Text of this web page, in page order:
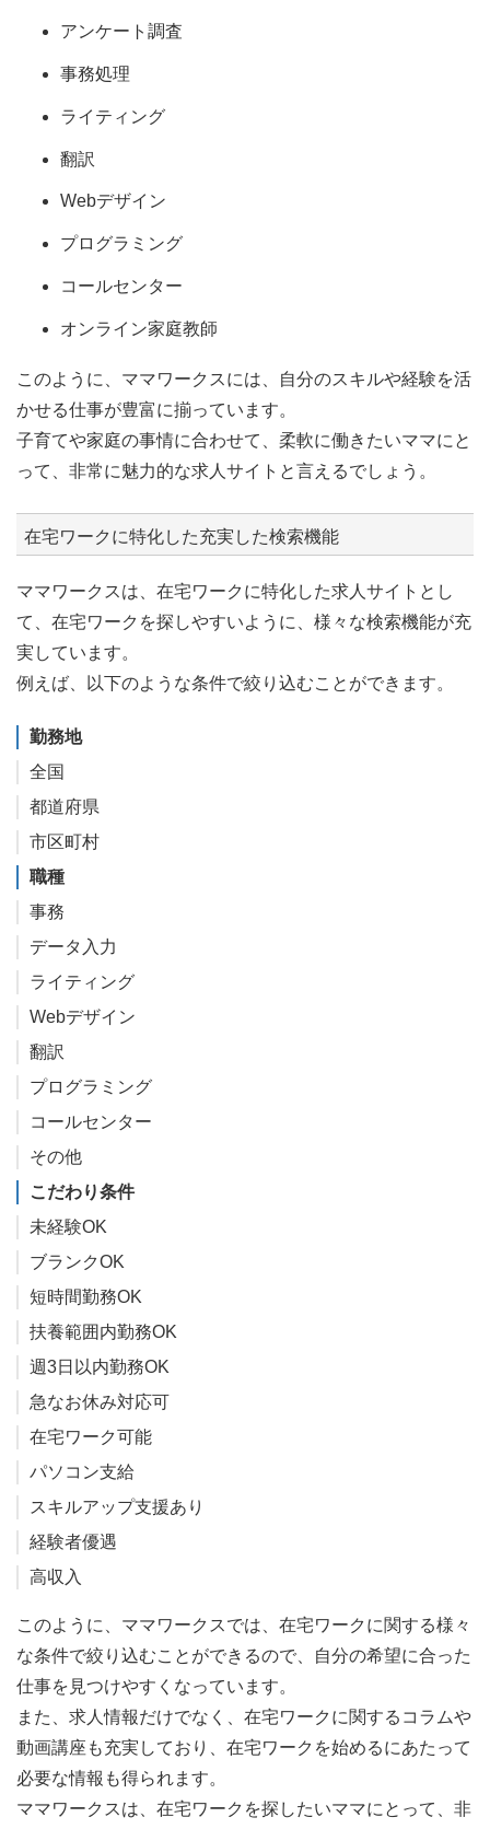
アンケート調査
事務処理
ライティング
翻訳
Webデザイン
プログラミング
コールセンター
オンライン家庭教師
このように、ママワークスには、自分のスキルや経験を活
かせる仕事が豊富に揃っています。
子育てや家庭の事情に合わせて、柔軟に働きたいママにと
って、非常に魅力的な求人サイトと言えるでしょう。
在宅ワークに特化した充実した検索機能
ママワークスは、在宅ワークに特化した求人サイトとし
て、在宅ワークを探しやすいように、様々な検索機能が充
実しています。
例えば、以下のような条件で絞り込むことができます。
勤務地
全国
都道府県
市区町村
職種
事務
データ入力
ライティング
Webデザイン
翻訳
プログラミング
コールセンター
その他
こだわり条件
未経験OK
ブランクOK
短時間勤務OK
扶養範囲内勤務OK
週3日以内勤務OK
急なお休み対応可
在宅ワーク可能
パソコン支給
スキルアップ支援あり
経験者優遇
高収入
このように、ママワークスでは、在宅ワークに関する様々
な条件で絞り込むことができるので、自分の希望に合った
仕事を見つけやすくなっています。
また、求人情報だけでなく、在宅ワークに関するコラムや
動画講座も充実しており、在宅ワークを始めるにあたって
必要な情報も得られます。
ママワークスは、在宅ワークを探したいママにとって、非